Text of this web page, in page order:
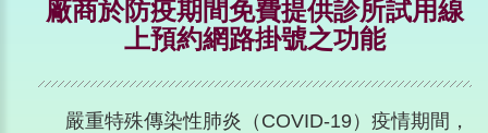
廠商於防疫期間免費提供診所試用線
上預約網路掛號之功能
嚴重特殊傳染性肺炎（COVID-19）疫情期間，